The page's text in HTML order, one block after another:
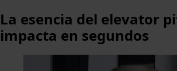
La esencia del elevator
impacta en segundos